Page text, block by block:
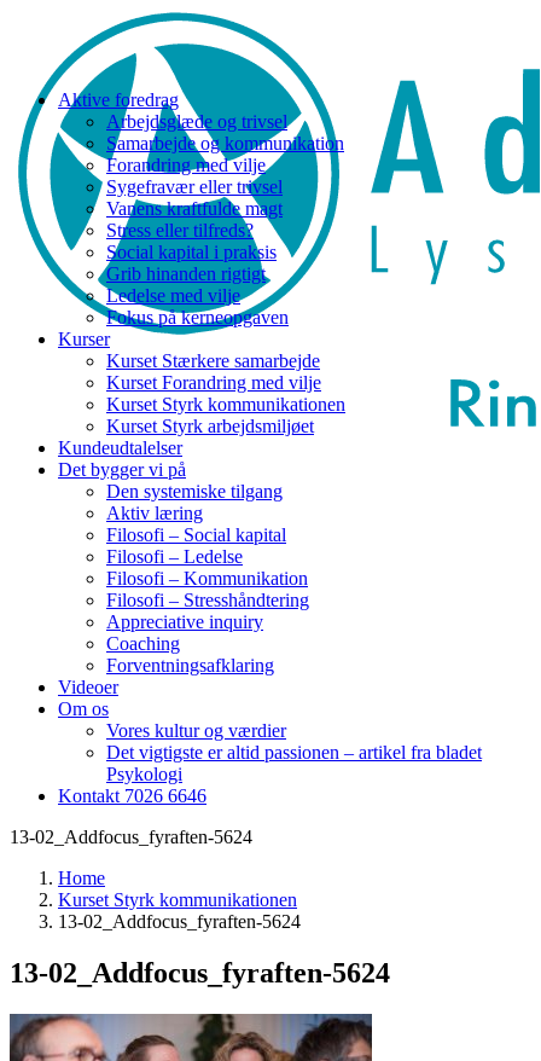
Aktive foredrag
Arbejdsglæde og trivsel
Samarbejde og kommunikation
Forandring med vilje
Sygefravær eller trivsel
Vanens kraftfulde magt
Stress eller tilfreds?
Social kapital i praksis
Grib hinanden rigtigt
Ledelse med vilje
Fokus på kerneopgaven
Kurser
Kurset Stærkere samarbejde
Kurset Forandring med vilje
Kurset Styrk kommunikationen
Kurset Styrk arbejdsmiljøet
Kundeudtalelser
Det bygger vi på
Den systemiske tilgang
Aktiv læring
Filosofi – Social kapital
Filosofi – Ledelse
Filosofi – Kommunikation
Filosofi – Stresshåndtering
Appreciative inquiry
Coaching
Forventningsafklaring
Videoer
Om os
Vores kultur og værdier
Det vigtigste er altid passionen – artikel fra bladet
Psykologi
Kontakt 7026 6646
13-02_Addfocus_fyraften-5624
Home
Kurset Styrk kommunikationen
13-02_Addfocus_fyraften-5624
13-02_Addfocus_fyraften-5624